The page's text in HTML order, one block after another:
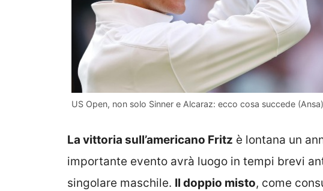
US Open, non solo Sinner e Alcaraz: ecco cosa succede
La vittoria sull’americano Fritz è lontana un
importante evento avrà luogo in tempi brevi
singolare maschile. Il doppio misto, come